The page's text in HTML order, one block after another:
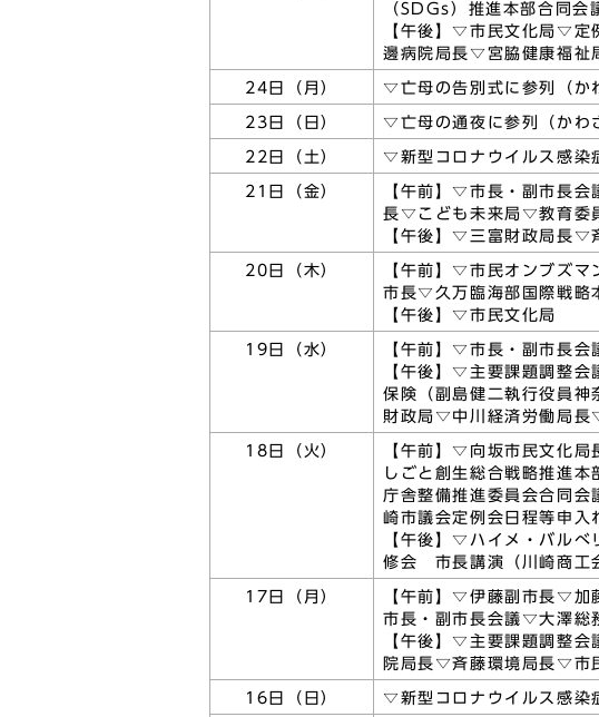
（SDGs）推進本部合同
【午後】▽市民文化局▽定
邊病院局長▽宮脇健康福
24日（月） ▽亡母の告別式に参列（か
23日（日） ▽亡母の通夜に参列（かわ
22日（土） ▽新型コロナウイルス感染
21日（金）
【午前】▽市長・副市長
長▽こども未来局▽教育委
【午後】▽三富財政局長▽
20日（木）
【午前】▽市民オンブズ
市長▽久万臨海部国際戦略
【午後】▽市民文化局
19日（水）
【午前】▽市長・副市長
【午後】▽主要課題調整
保険（副島健二執行役員
財政局▽中川経済労働局長
18日（火）
【午前】▽向坂市民文化
しごと創生総合戦略推進
庁舎整備推進委員会合同
崎市議会定例会日程等申
【午後】▽ハイメ・バル
修会 市長講演（川崎商工
17日（月）
【午前】▽伊藤副市長▽
市長・副市長会議▽大澤総
【午後】▽主要課題調整
院局長▽斉藤環境局長▽市
16日（日） ▽新型コロナウイルス感染